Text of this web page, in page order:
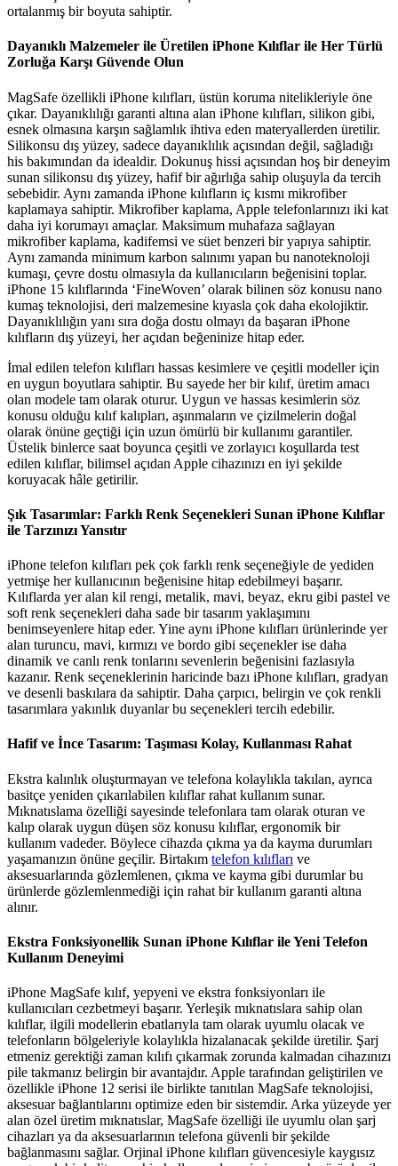
ortalanmış bir boyuta sahiptir.
Dayanıklı Malzemeler ile Üretilen iPhone Kılıflar ile Her Türlü
Zorluğa Karşı Güvende Olun
MagSafe özellikli iPhone kılıfları, üstün koruma nitelikleriyle öne
çıkar. Dayanıklılığı garanti altına alan iPhone kılıfları, silikon gibi,
esnek olmasına karşın sağlamlık ihtiva eden materyallerden üretilir.
Silikonsu dış yüzey, sadece dayanıklılık açısından değil, sağladığı
his bakımından da idealdir. Dokunuş hissi açısından hoş bir deneyim
sunan silikonsu dış yüzey, hafif bir ağırlığa sahip oluşuyla da tercih
sebebidir. Aynı zamanda iPhone kılıfların iç kısmı mikrofiber
kaplamaya sahiptir. Mikrofiber kaplama, Apple telefonlarınızı iki kat
daha iyi korumayı amaçlar. Maksimum muhafaza sağlayan
mikrofiber kaplama, kadifemsi ve süet benzeri bir yapıya sahiptir.
Aynı zamanda minimum karbon salınımı yapan bu nanoteknoloji
kumaşı, çevre dostu olmasıyla da kullanıcıların beğenisini toplar.
iPhone 15 kılıflarında ‘FineWoven’ olarak bilinen söz konusu nano
kumaş teknolojisi, deri malzemesine kıyasla çok daha ekolojiktir.
Dayanıklılığın yanı sıra doğa dostu olmayı da başaran iPhone
kılıfların dış yüzeyi, her açıdan beğeninize hitap eder.
İmal edilen telefon kılıfları hassas kesimlere ve çeşitli modeller için
en uygun boyutlara sahiptir. Bu sayede her bir kılıf, üretim amacı
olan modele tam olarak oturur. Uygun ve hassas kesimlerin söz
konusu olduğu kılıf kalıpları, aşınmaların ve çizilmelerin doğal
olarak önüne geçtiği için uzun ömürlü bir kullanımı garantiler.
Üstelik binlerce saat boyunca çeşitli ve zorlayıcı koşullarda test
edilen kılıflar, bilimsel açıdan Apple cihazınızı en iyi şekilde
koruyacak hâle getirilir.
Şık Tasarımlar: Farklı Renk Seçenekleri Sunan iPhone Kılıflar
ile Tarzınızı Yansıtır
iPhone telefon kılıfları pek çok farklı renk seçeneğiyle de yediden
yetmişe her kullanıcının beğenisine hitap edebilmeyi başarır.
Kılıflarda yer alan kil rengi, metalik, mavi, beyaz, ekru gibi pastel ve
soft renk seçenekleri daha sade bir tasarım yaklaşımını
benimseyenlere hitap eder. Yine aynı iPhone kılıfları ürünlerinde yer
alan turuncu, mavi, kırmızı ve bordo gibi seçenekler ise daha
dinamik ve canlı renk tonlarını sevenlerin beğenisini fazlasıyla
kazanır. Renk seçeneklerinin haricinde bazı iPhone kılıfları, gradyan
ve desenli baskılara da sahiptir. Daha çarpıcı, belirgin ve çok renkli
tasarımlara yakınlık duyanlar bu seçenekleri tercih edebilir.
Hafif ve İnce Tasarım: Taşıması Kolay, Kullanması Rahat
Ekstra kalınlık oluşturmayan ve telefona kolaylıkla takılan, ayrıca
basitçe yeniden çıkarılabilen kılıflar rahat kullanım sunar.
Mıknatıslama özelliği sayesinde telefonlara tam olarak oturan ve
kalıp olarak uygun düşen söz konusu kılıflar, ergonomik bir
kullanım vadeder. Böylece cihazda çıkma ya da kayma durumları
yaşamanızın önüne geçilir. Birtakım telefon kılıfları ve
aksesuarlarında gözlemlenen, çıkma ve kayma gibi durumlar bu
ürünlerde gözlemlenmediği için rahat bir kullanım garanti altına
alınır.
Ekstra Fonksiyonellik Sunan iPhone Kılıflar ile Yeni Telefon
Kullanım Deneyimi
iPhone MagSafe kılıf, yepyeni ve ekstra fonksiyonları ile
kullanıcıları cezbetmeyi başarır. Yerleşik mıknatıslara sahip olan
kılıflar, ilgili modellerin ebatlarıyla tam olarak uyumlu olacak ve
telefonların bölgeleriyle kolaylıkla hizalanacak şekilde üretilir. Şarj
etmeniz gerektiği zaman kılıfı çıkarmak zorunda kalmadan cihazınızı
pile takmanız belirgin bir avantajdır. Apple tarafından geliştirilen ve
özellikle iPhone 12 serisi ile birlikte tanıtılan MagSafe teknolojisi,
aksesuar bağlantılarını optimize eden bir sistemdir. Arka yüzeyde yer
alan özel üretim mıknatıslar, MagSafe özelliği ile uyumlu olan şarj
cihazları ya da aksesuarlarının telefona güvenli bir şekilde
bağlanmasını sağlar. Orjinal iPhone kılıfları güvencesiyle kaygısız